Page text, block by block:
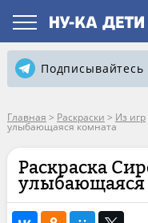
Главная > Раскраски > Из игр
улыбающаяся комната
Раскраска
улыбающаяся